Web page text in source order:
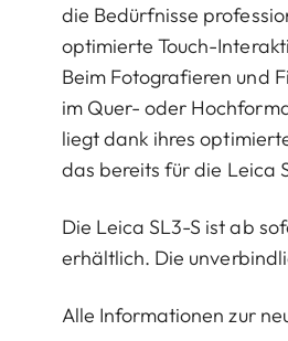
die Bedürfnisse
optimierte Touch-
Beim Fotografieren und
im Quer- oder
liegt dank ihres
das bereits für die Leica
Die Leica SL3-S ist ab
erhältlich. Die
Alle Informationen zur